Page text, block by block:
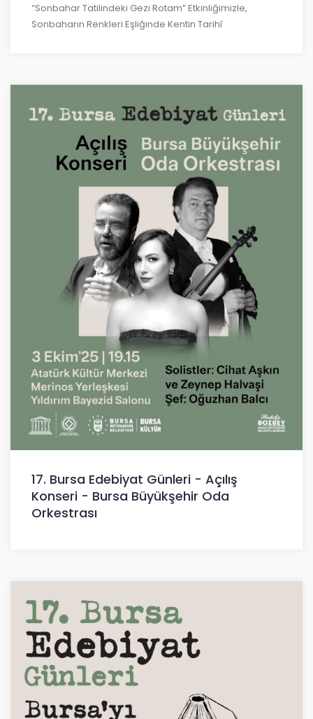
“Sonbahar Tatilindeki Gezi Rotam” Etkinliğimizle,
Sonbaharın Renkleri Eşliğinde Kentin Tarihî
17. Bursa Edebiyat Günleri - Açılış
Konseri - Bursa Büyükşehir Oda
Orkestrası